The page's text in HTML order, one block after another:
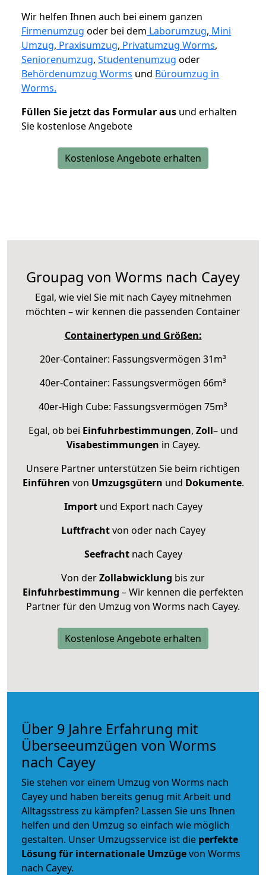
Wir helfen Ihnen auch bei einem ganzen
Firmenumzug oder bei dem Laborumzug, Mini
Umzug, Praxisumzug, Privatumzug Worms,
Seniorenumzug, Studentenumzug oder
Behördenumzug Worms und Büroumzug in
Worms.
Füllen Sie jetzt das Formular aus und erhalten
Sie kostenlose Angebote
Kostenlose Angebote erhalten
Groupag von Worms nach Cayey
Egal, wie viel Sie mit nach Cayey mitnehmen
möchten – wir kennen die passenden Container
Containertypen und Größen:
20er-Container: Fassungsvermögen 31m³
40er-Container: Fassungsvermögen 66m³
40er-High Cube: Fassungsvermögen 75m³
Egal, ob bei Einfuhrbestimmungen, Zoll– und
Visabestimmungen in Cayey.
Unsere Partner unterstützen Sie beim richtigen
Einführen von Umzugsgütern und Dokumente.
Importund Export nach Cayey
Luftfrachtvon oder nach Cayey
Seefrachtnach Cayey
Von derZollabwicklung bis zur
Einfuhrbestimmung – Wir kennen die perfekten
Partner für den Umzug von Worms nach Cayey.
Kostenlose Angebote erhalten
Über 9 Jahre Erfahrung mit
Überseeumzügen von Worms
nach Cayey
Sie stehen vor einem Umzug von Worms nach
Cayey und haben bereits genug mit Arbeit und
Alltagsstress zu kämpfen? Lassen Sie uns Ihnen
helfen und den Umzug so einfach wie möglich
gestalten. Unser Umzugsservice ist die perfekte
Lösung für internationale Umzügevon Worms
nach Cayey.